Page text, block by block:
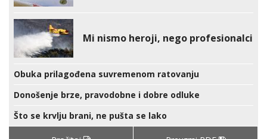
Mi nismo heroji, nego profesionalci
Obuka prilagođena suvremenom ratovanju
Donošenje brze, pravodobne i dobre odluke
Što se krvlju brani, ne pušta se lako